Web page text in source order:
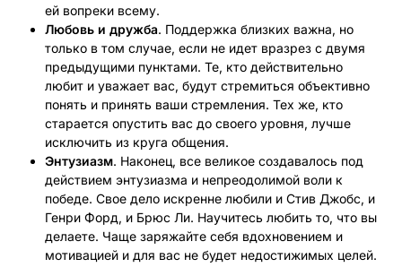
ей вопреки всему.
Любовь и дружба. Поддержка близких важна, но
только в том случае, если не идет вразрез с двумя
предыдущими пунктами. Те, кто действительно
любит и уважает вас, будут стремиться объективно
понять и принять ваши стремления. Тех же, кто
старается опустить вас до своего уровня, лучше
исключить из круга общения.
Энтузиазм. Наконец, все великое создавалось под
действием энтузиазма и непреодолимой воли к
победе. Свое дело искренне любили и Стив Джобс, и
Генри Форд, и Брюс Ли. Научитесь любить то, что вы
делаете. Чаще заряжайте себя вдохновением и
мотивацией и для вас не будет недостижимых целей.